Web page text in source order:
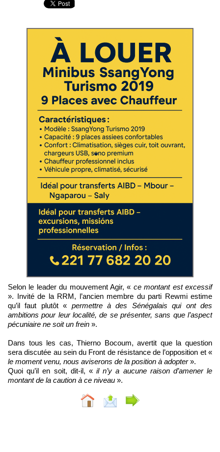
Selon le leader du mouvement Agir, « ce montant est excessif
». Invité de la RRM, l’ancien membre du parti Rewmi estime
qu’il faut plutôt « permettre à des Sénégalais qui ont des
ambitions pour leur localité, de se présenter, sans que l’aspect
pécuniaire ne soit un frein ».
Dans tous les cas, Thierno Bocoum, avertit que la question
sera discutée au sein du Front de résistance de l’opposition et «
le moment venu, nous aviserons de la position à adopter».
Quoi qu’il en soit, dit-il, « il n’y a aucune raison d’amener le
montant de la caution à ce niveau ».